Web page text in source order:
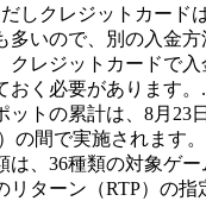
しクレジットカード
多いので、別の入金方
クレジットカードで
おく必要があります。
ットの累計は、8月23
の間で実施されます
は、36種類の対象ゲ
リターン（RTP）の指